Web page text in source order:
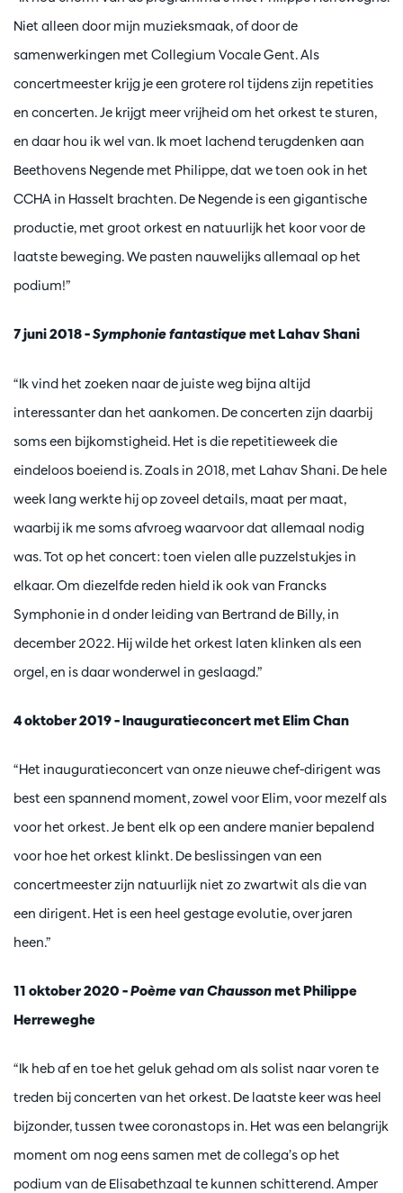
Niet alleen door mijn muzieksmaak, of door de
samenwerkingen met Collegium Vocale Gent. Als
concertmeester krijg je een grotere rol tijdens zijn repetities
en concerten. Je krijgt meer vrijheid om het orkest te sturen,
en daar hou ik wel van. Ik moet lachend terugdenken aan
Beethovens Negende met Philippe, dat we toen ook in het
CCHA in Hasselt brachten. De Negende is een gigantische
productie, met groot orkest en natuurlijk het koor voor de
laatste beweging. We pasten nauwelijks allemaal op het
podium!”
7 juni 2018 –Symphonie fantastiquemet Lahav Shani
“Ik vind het zoeken naar de juiste weg bijna altijd
interessanter dan het aankomen. De concerten zijn daarbij
soms een bijkomstigheid. Het is die repetitieweek die
eindeloos boeiend is. Zoals in 2018, met Lahav Shani. De hele
week lang werkte hij op zoveel details, maat per maat,
waarbij ik me soms afvroeg waarvoor dat allemaal nodig
was. Tot op het concert: toen vielen alle puzzelstukjes in
elkaar. Om diezelfde reden hield ik ook van Francks
Symphonie in d onder leiding van Bertrand de Billy, in
december 2022. Hij wilde het orkest laten klinken als een
orgel, en is daar wonderwel in geslaagd.”
4 oktober 2019 – Inauguratieconcert met Elim Chan
“Het inauguratieconcert van onze nieuwe chef-dirigent was
best een spannend moment, zowel voor Elim, voor mezelf als
voor het orkest. Je bent elk op een andere manier bepalend
voor hoe het orkest klinkt. De beslissingen van een
concertmeester zijn natuurlijk niet zo zwartwit als die van
een dirigent. Het is een heel gestage evolutie, over jaren
heen.”
11 oktober 2020 –Poème van Chaussonmet Philippe
Herreweghe
“Ik heb af en toe het geluk gehad om als solist naar voren te
treden bij concerten van het orkest. De laatste keer was heel
bijzonder, tussen twee coronastops in. Het was een belangrijk
moment om nog eens samen met de collega’s op het
podium van de Elisabethzaal te kunnen schitterend. Amper